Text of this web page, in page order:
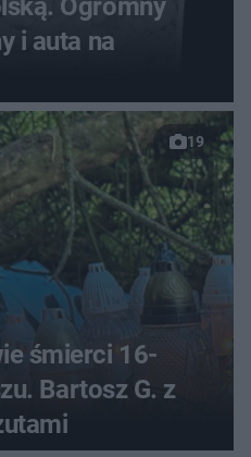
Ogromny
i auta na
19
śmierci 16-
Bartosz G. z